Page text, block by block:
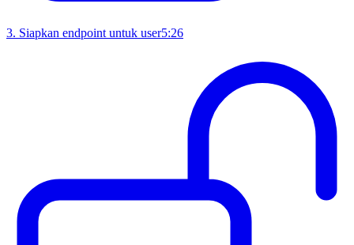
3. Siapkan endpoint untuk user5:26